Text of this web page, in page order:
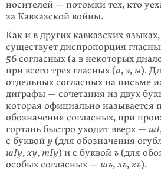
носителей — потом­ки тех, кто
за Кавказской войны.
Как и в других кавказских
существует диспропорция
56 согласных (а в некоторых
при всего трех гласных (а, э, ы).
отдельных согласных на письме
диграфы — сочетания из двух
которая официально называется
обозначения согласных, при
гортань быстро уходит вверх — шI
с буквой у (для обозначения
шIу,ху, тIу) и с буквой ъ (для
особых согласных — шъ,лъ, къ).